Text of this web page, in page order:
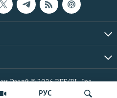
РУС
Озодӣ © 2026 RFE/RL. Inc.